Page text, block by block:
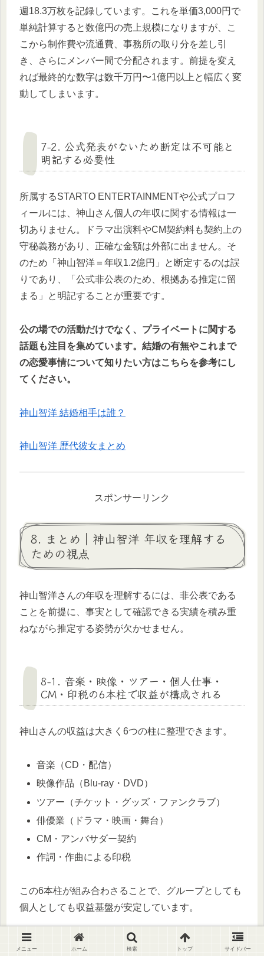
週18.3万枚を記録しています。これを単価3,000円で
単純計算すると数億円の売上規模になりますが、こ
こから制作費や流通費、事務所の取り分を差し引
き、さらにメンバー間で分配されます。前提を変え
れば最終的な数字は数千万円〜1億円以上と幅広く変
動してしまいます。
7-2. 公式発表がないため断定は不可能と
明記する必要性
所属するSTARTO ENTERTAINMENTや公式プロフ
ィールには、神山さん個人の年収に関する情報は一
切ありません。ドラマ出演料やCM契約料も契約上の
守秘義務があり、正確な金額は外部に出ません。そ
のため「神山智洋＝年収1.2億円」と断定するのは誤
りであり、「公式非公表のため、根拠ある推定に留
まる」と明記することが重要です。
公の場での活動だけでなく、プライベートに関する
話題も注目を集めています。結婚の有無やこれまで
の恋愛事情について知りたい方はこちらを参考にし
てください。
神山智洋 結婚相手は誰？
神山智洋 歴代彼女まとめ
スポンサーリンク
8. まとめ｜神山智洋 年収を理解する
ための視点
神山智洋さんの年収を理解するには、非公表である
ことを前提に、事実として確認できる実績を積み重
ねながら推定する姿勢が欠かせません。
8-1. 音楽・映像・ツアー・個人仕事・
CM・印税の6本柱で収益が構成される
神山さんの収益は大きく6つの柱に整理できます。
音楽（CD・配信）
映像作品（Blu-ray・DVD）
ツアー（チケット・グッズ・ファンクラブ）
俳優業（ドラマ・映画・舞台）
CM・アンバサダー契約
作詞・作曲による印税
この6本柱が組み合わさることで、グループとしても
個人としても収益基盤が安定しています。
メニュー ホーム 検索 トップ サイドバー